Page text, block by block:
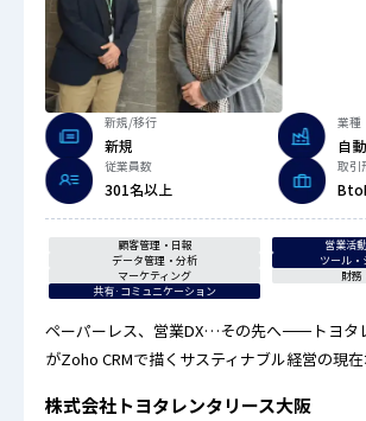
新規/移行
新規
業種
自
従業員数
301名以上
取引
顧客管理・日報
営業活
データ管理・分析
ツール・
マーケティング
財務
共有·コミュニケーション
ペーパーレス、営業DX…その先へ――トヨタ
がZoho CRMで描くサスティナブル経営の現在
株式会社トヨタレンタリース大阪